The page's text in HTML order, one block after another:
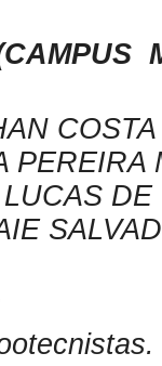
CAMPUS
PEREIRA